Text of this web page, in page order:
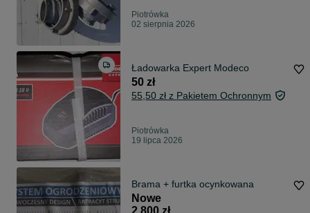
Piotrówka
02 sierpnia 2026
Ładowarka Expert Modeco
50 zł
55,50 zł z Pakietem Ochronnym
Piotrówka
19 lipca 2026
Brama + furtka ocynkowana
Nowe